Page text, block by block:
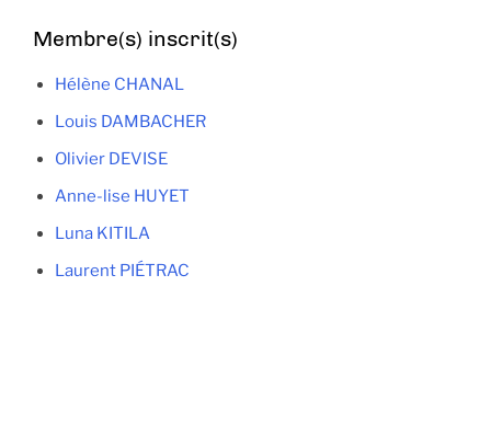
Membre(s) inscrit(s)
Hélène CHANAL
Louis DAMBACHER
Olivier DEVISE
Anne-lise HUYET
Luna KITILA
Laurent PIÉTRAC